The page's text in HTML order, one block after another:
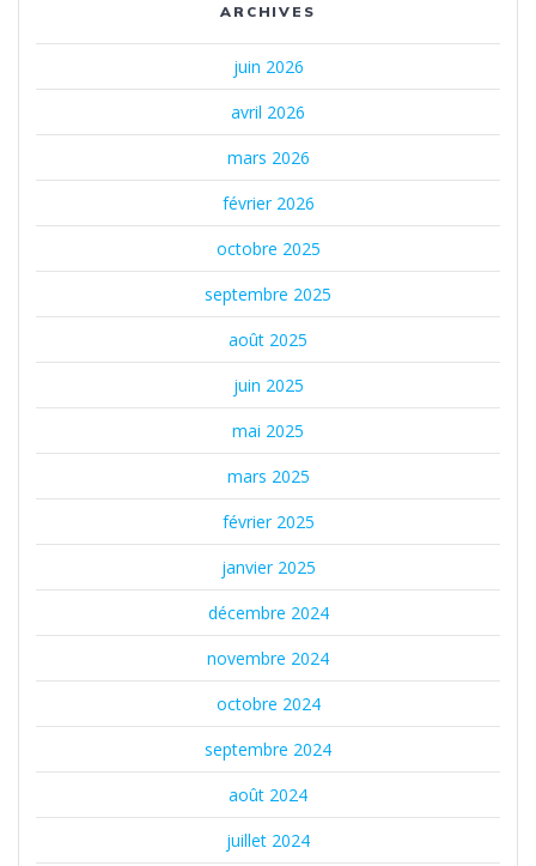
ARCHIVES
juin 2026
avril 2026
mars 2026
février 2026
octobre 2025
septembre 2025
août 2025
juin 2025
mai 2025
mars 2025
février 2025
janvier 2025
décembre 2024
novembre 2024
octobre 2024
septembre 2024
août 2024
juillet 2024